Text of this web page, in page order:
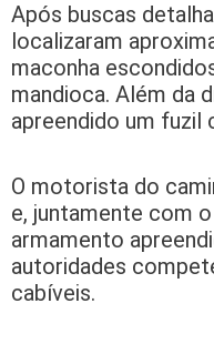
Após buscas
localizaram
maconha
mandioca. Além da
apreendido um fuzil
O motorista do
e, juntamente com
armamento
autoridades
cabíveis.